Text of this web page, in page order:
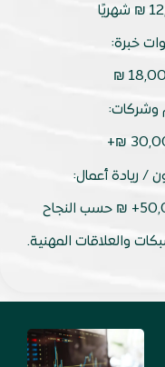
وشركات:
/ ريادة أعمال:
والعلاقات المهنية.